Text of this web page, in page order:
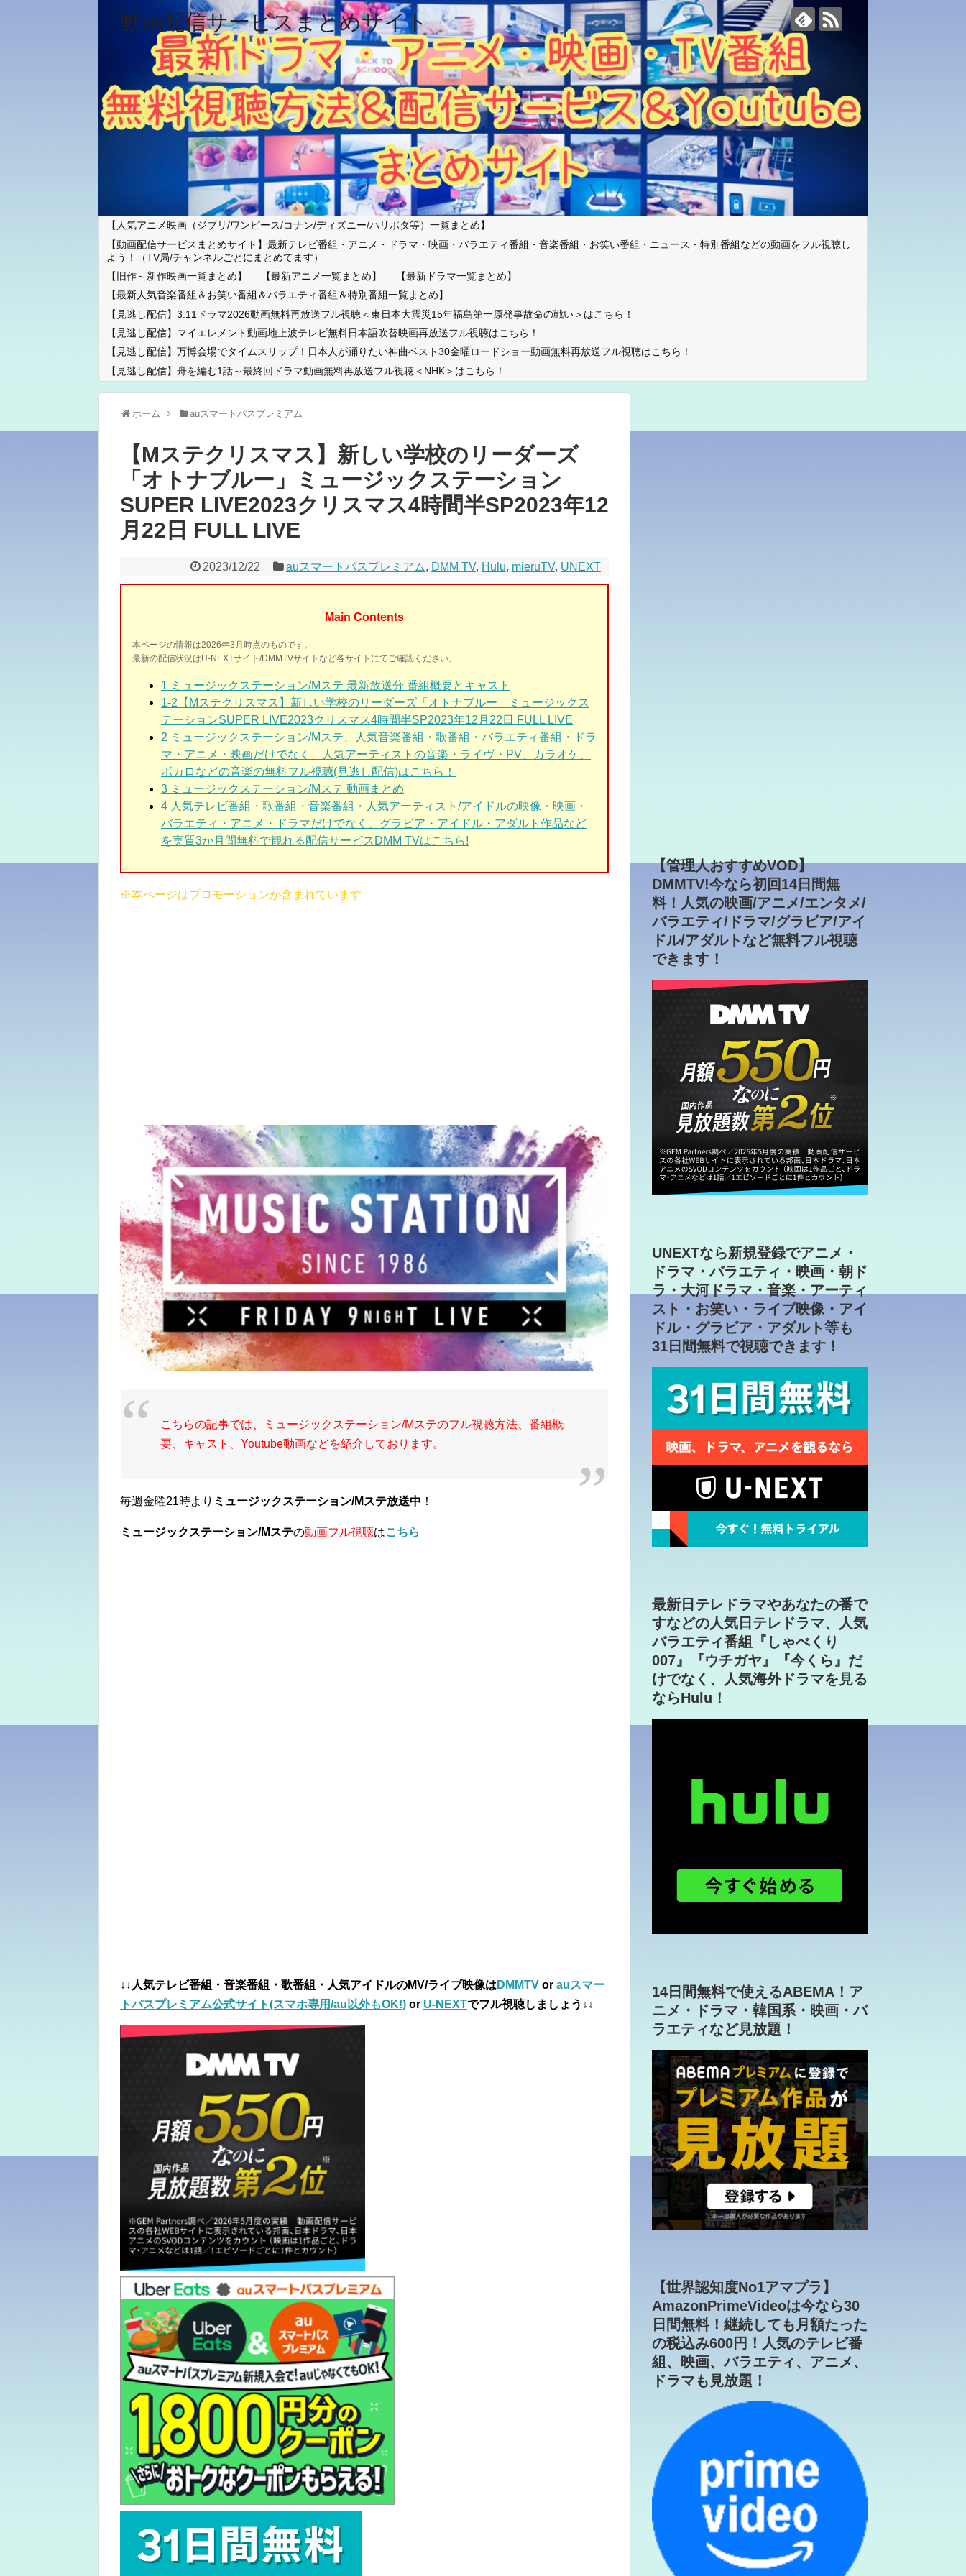
動画配信サービスまとめサイト
【人気アニメ映画（ジブリ/ワンピース/コナン/ディズニー/ハリポタ等）一覧まとめ】
【動画配信サービスまとめサイト】最新テレビ番組・アニメ・ドラマ・映画・バラエティ番組・音楽番組・お笑い番組・ニュース・特別番組などの動画をフル視聴し
よう！（TV局/チャンネルごとにまとめてます）
【旧作～新作映画一覧まとめ】
【最新アニメ一覧まとめ】
【最新ドラマ一覧まとめ】
【最新人気音楽番組＆お笑い番組＆バラエティ番組＆特別番組一覧まとめ】
【見逃し配信】3.11ドラマ2026動画無料再放送フル視聴＜東日本大震災15年福島第一原発事故命の戦い＞はこちら！
【見逃し配信】マイエレメント動画地上波テレビ無料日本語吹替映画再放送フル視聴はこちら！
【見逃し配信】万博会場でタイムスリップ！日本人が踊りたい神曲ベスト30金曜ロードショー動画無料再放送フル視聴はこちら！
【見逃し配信】舟を編む1話～最終回ドラマ動画無料再放送フル視聴＜NHK＞はこちら！
ホーム auスマートパスプレミアム
【Mステクリスマス】新しい学校のリーダーズ
「オトナブルー」ミュージックステーション
SUPER LIVE2023クリスマス4時間半SP2023年12
月22日 FULL LIVE
2023/12/22 auスマートパスプレミアム, DMM TV, Hulu, mieruTV, UNEXT
Main Contents
本ページの情報は2026年3月時点のものです。
最新の配信状況はU-NEXTサイト/DMMTVサイトなど各サイトにてご確認ください。
1 ミュージックステーション/Mステ 最新放送分 番組概要とキャスト
1-2 【Mステクリスマス】新しい学校のリーダーズ「オトナブルー」ミュージックス
テーションSUPER LIVE2023クリスマス4時間半SP2023年12月22日 FULL LIVE
2 ミュージックステーション/Mステ 、人気音楽番組・歌番組・バラエティ番組・ドラ
マ・アニメ・映画だけでなく、人気アーティストの音楽・ライヴ・PV、カラオケ、
ボカロなどの音楽の無料フル視聴(見逃し配信)はこちら！
3 ミュージックステーション/Mステ 動画まとめ
4 人気テレビ番組・歌番組・音楽番組・人気アーティスト/アイドルの映像・映画・
バラエティ・アニメ・ドラマだけでなく、グラビア・アイドル・アダルト作品など
を実質3か月間無料で観れる配信サービスDMM TVはこちら!
※本ページはプロモーションが含まれています
こちらの記事では、ミュージックステーション/Mステのフル視聴方法、番組概
要、キャスト、Youtube動画などを紹介しております。
毎週金曜21時より ミュージックステーション/Mステ放送中 ！
ミュージックステーション/Mステの動画フル視聴はこちら
↓↓人気テレビ番組・音楽番組・歌番組・人気アイドルのMV/ライブ映像は DMMTV or auスマー
トパスプレミアム公式サイト(スマホ専用/au以外もOK!) or U-NEXTでフル視聴しましょう↓↓
【管理人おすすめVOD】
DMMTV!今なら初回14日間無
料！人気の映画/アニメ/エンタメ/
バラエティ/ドラマ/グラビア/アイ
ドル/アダルトなど無料フル視聴
できます！
UNEXTなら新規登録でアニメ・
ドラマ・バラエティ・映画・朝ド
ラ・大河ドラマ・音楽・アーティ
スト・お笑い・ライブ映像・アイ
ドル・グラビア・アダルト等も
31日間無料で視聴できます！
最新日テレドラマやあなたの番で
すなどの人気日テレドラマ、人気
バラエティ番組『しゃべくり
007』『ウチガヤ』『今くら』だ
けでなく、人気海外ドラマを見る
ならHulu！
14日間無料で使えるABEMA！ア
ニメ・ドラマ・韓国系・映画・バ
ラエティなど見放題！
【世界認知度No1アマプラ】
AmazonPrimeVideoは今なら30
日間無料！継続しても月額たった
の税込み600円！人気のテレビ番
組、映画、バラエティ、アニメ、
ドラマも見放題！